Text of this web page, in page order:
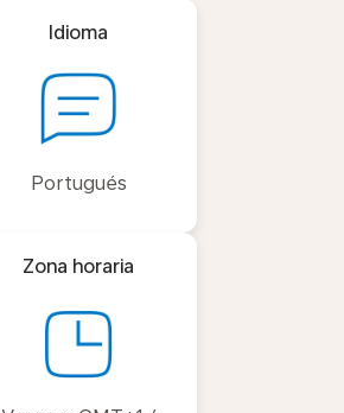
Idioma
Portugués
Zona horaria